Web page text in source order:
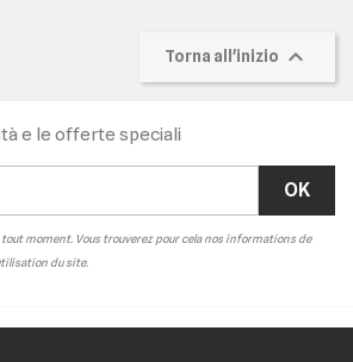
Torna all'inizio 
e le offerte speciali
tout moment. Vous trouverez pour cela nos informations de
du site.